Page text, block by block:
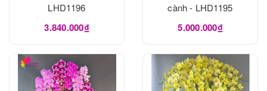
LHD1196
3.840.000₫
cành - LHD1195
5.000.000₫